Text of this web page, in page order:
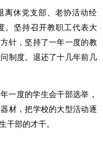
离休党支部、老协活动经
。坚持召开教职工代表大
针，坚持了一年一度的教
制度。退还了十几年前几
一度的学生会干部选举，
材，把学校的大型活动逐
干部的才干。